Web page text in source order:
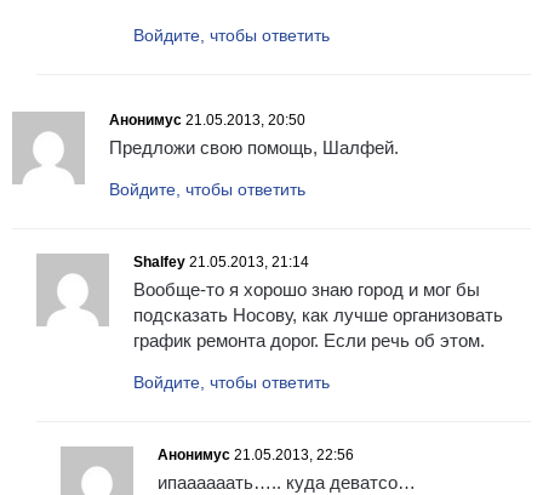
Войдите, чтобы ответить
Анонимус 21.05.2013, 20:50
Предложи свою помощь, Шалфей.
Войдите, чтобы ответить
Shalfey 21.05.2013, 21:14
Вообще-то я хорошо знаю город и мог бы
подсказать Носову, как лучше организовать
график ремонта дорог. Если речь об этом.
Войдите, чтобы ответить
Анонимус 21.05.2013, 22:56
ипаааааать….. куда деватсо…